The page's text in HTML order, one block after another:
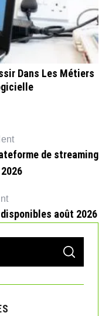
Dans Les Métiers
de streaming
août 2026
S
A
C